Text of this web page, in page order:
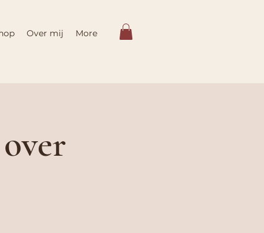
Over mij More